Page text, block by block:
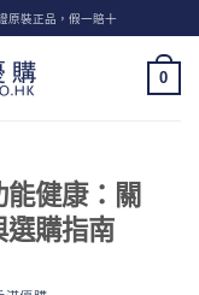
原裝正品，假一賠十
0
健康：關
選購指南